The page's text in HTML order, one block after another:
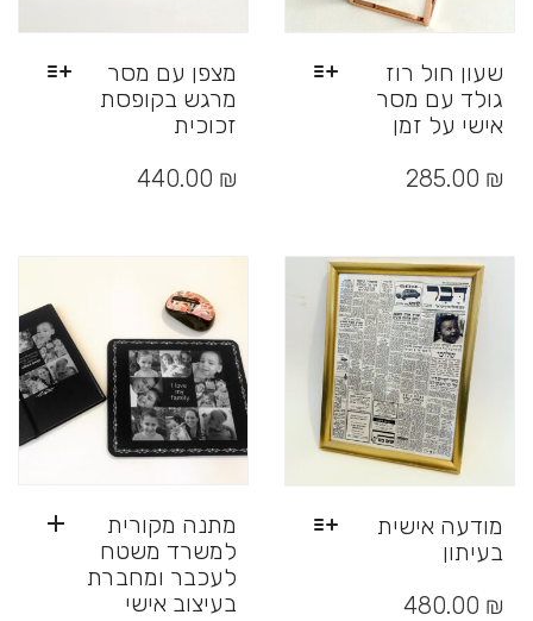
מצפן עם מסר
מרגש בקופסת
זכוכית
זה
לבחור
האפשרויות
בעמוד
המוצר
440.00 ₪
שעון חול רוז
גולד עם מסר
אישי על זמן
זה
ניתן
לבחור
האפשרויות
בעמוד
המוצר
285.00 ₪
מתנה מקורית
למשרד משטח
לעכבר ומחברת
בעיצוב אישי
מודעה אישית
בעיתון
זה 480.00 ₪